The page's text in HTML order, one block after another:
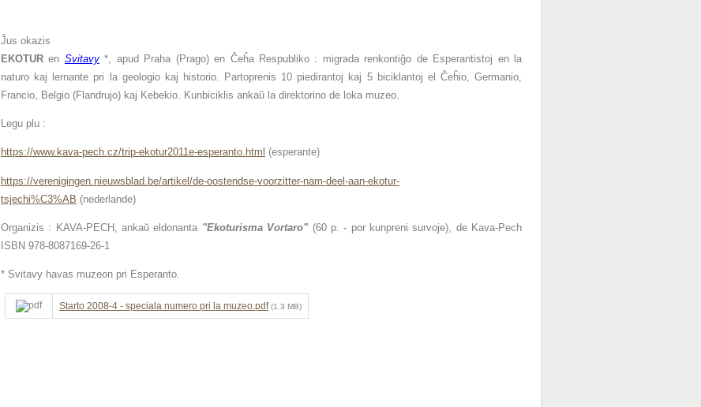
Ĵus okazis
EKOTURen Svitavy*, apud Praha (Prago) en Ĉeĥa Respubliko : migrada renkontiĝo de Esperantistoj en la
naturo kaj lernante pri la geologio kaj historio. Partoprenis 10 piedirantoj kaj 5 biciklantoj el Ĉeĥio, Germanio,
Francio, Belgio (Flandrujo) kaj Kebekio. Kunbiciklis ankaŭ la direktorino de loka muzeo.
Legu plu :
https://www.kava-pech.cz/trip-ekotur2011e-esperanto.html (esperante)
https://verenigingen.nieuwsblad.be/artikel/de-oostendse-voorzitter-nam-deel-aan-ekotur-
tsjechi%C3%AB (nederlande)
Organizis : KAVA-PECH, ankaŭ eldonanta "Ekoturisma Vortaro" (60 p. - por kunpreni survoje), de Kava-Pech
ISBN 978-8087169-26-1
* Svitavy havas muzeon pri Esperanto.
Starto 2008-4 - speciala numero pri la muzeo.pdf (1.3 MB)